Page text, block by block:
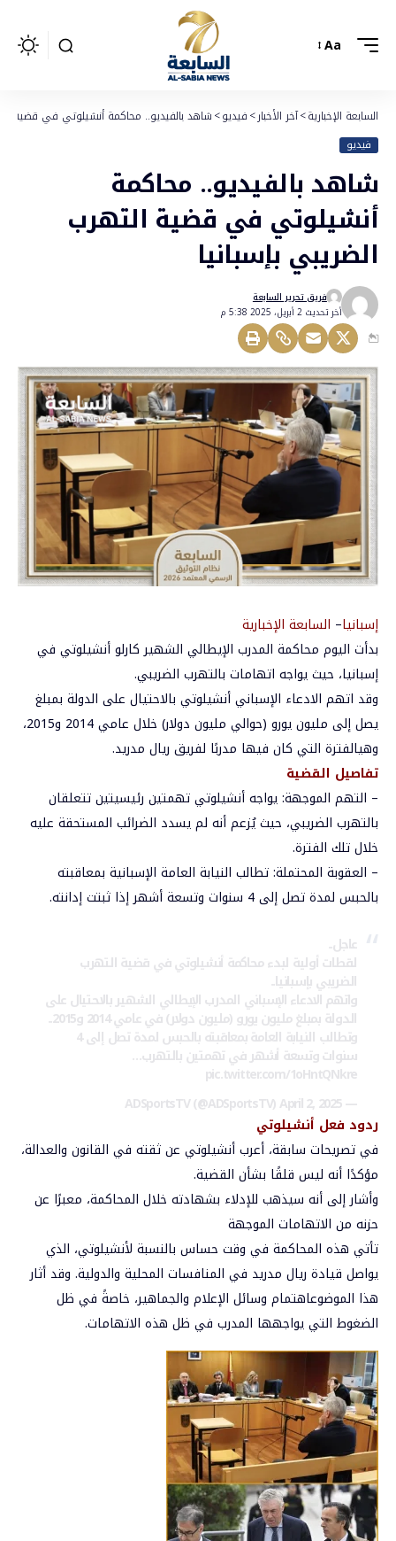
Aa
السابعة الإخبارية>آخر الأخبار>فيديو>شاهد بالفيديو.. محاكمة أنشيلوتي في قضية
فيديو
شاهد بالفيديو.. محاكمة
أنشيلوتي في قضية التهرب
الضريبي بإسبانيا
أخر تحديث 2 أبريل، 2025 5:38 م
فريق تحرير السابعة
إسبانيا– السابعة الإخبارية
بدأت اليوم محاكمة المدرب الإيطالي الشهير كارلوأنشيلوتي في
إسبانيا، حيثيواجه اتهامات بالتهرب الضريبي.
وقد اتهم الادعاء الإسبانيأنشيلوتي بالاحتيال على الدولة بمبلغ
يصلإلى مليونيورو (حوالي مليون دولار) خلال عامي و2015،
وهيالفترة التي كان فيها مدربًا لفريق ريال مدريد.
تفاصيل القضية
– التهم الموجهة:يواجهأنشيلوتيتهمتين رئيسيتينتتعلقان
بالتهرب الضريبي، حيثيُزعمأنه لميسدد الضرائب المستحقة عليه
خلالتلك الفترة.
– العقوبة المحتملة:تطالب النيابة العامة الإسبانية بمعاقبته
بالحبس لمدةتصلإلى سنوات وتسعةأشهرإذا ثبتتإدانته.
عاجل..
لقطات أولية لبدء محاكمة أنشيلوتي في قضية التهرب
الضريبي بإسبانيا..
واتهم الادعاء الإسباني المدرب الإيطالي الشهير بالاحتيال على
الدولة بمبلغ مليون يورو (مليون دولار) في عامي 2014 و2015..
وتطالب النيابة العامة بمعاقبته بالحبس لمدة تصل إلى 4
سنوات وتسعة أشهر في تهمتين بالتهرب…
pic.twitter.com/1oHntQNkre
— ADSportsTV (@ADSportsTV)
April 2, 2025
ردود فعل أنشيلوتي
فيتصريحات سابقة، أعربأنشيلوتي عنثقته في القانون والعدالة،
مؤكدًا أنه ليس قلقًا بشأن القضية.
وأشارإلىأنه سيذهب للإدلاء بشهادته خلال المحاكمة، معبرًا عن
حزنه من الاتهامات الموجهة
تأتي هذه المحاكمة في وقت حساس بالنسبة لأنشيلوتي، الذي
يواصل قيادة ريال مدريد في المنافسات المحلية والدولية. وقد أثار
هذا الموضوعاهتمام وسائل الإعلام والجماهير، خاصةً في ظل
الضغوط التييواجهها المدرب في ظل هذه الاتهامات.